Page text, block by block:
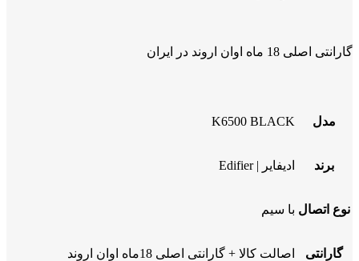
گارانتی اصلی 18 ماه اوان اروند در ایران
مدل K6500 BLACK
برند ادیفایر | Edifier
نوع اتصال با سیم
گارانتی اصالت کالا + گارانتی اصلی 18ماه اوان اروند